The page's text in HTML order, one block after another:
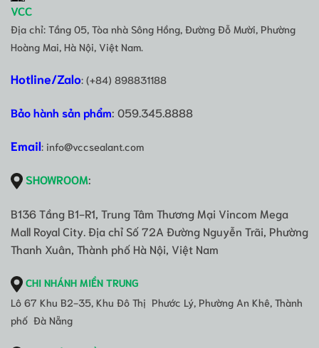
VCC
Địa chỉ: Tầng 05, Tòa nhà Sông Hồng, Đường Đỗ Mười, Phường
Hoàng Mai, Hà Nội, Việt Nam.
Hotline/Zalo: (+84) 898831188
Bảo hành sản phẩm: 059.345.8888
Email: info@vccsealant.com
SHOWROOM:
B136 Tầng B1-R1, Trung Tâm Thương Mại Vincom Mega
Mall Royal City. Địa chỉ Số 72A Đường Nguyễn Trãi, Phường
Thanh Xuân, Thành phố Hà Nội, Việt Nam
CHI NHÁNH MIỀN TRUNG
Lô 67 Khu B2-35, Khu Đô Thị Phước Lý, Phường An Khê, Thành
phố Đà Nẵng